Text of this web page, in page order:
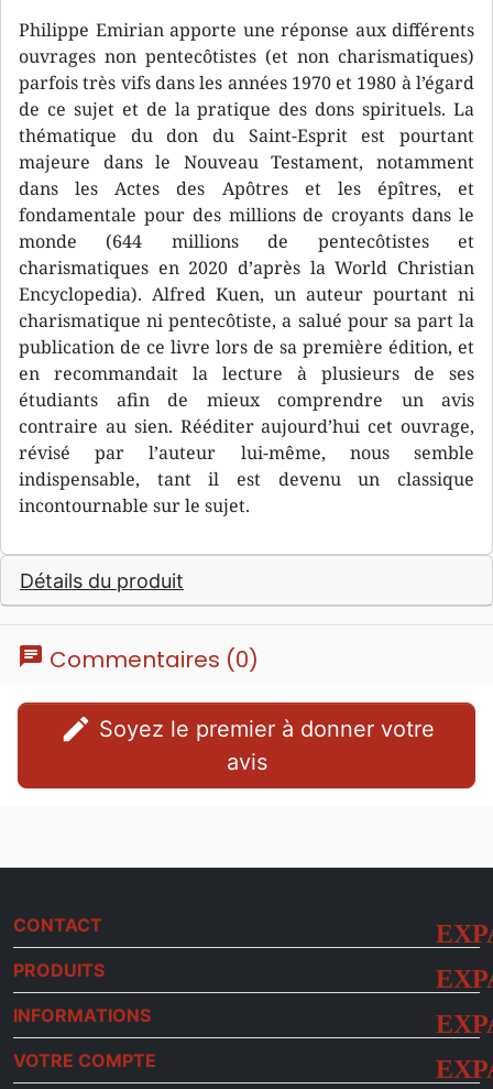
Philippe Emirian apporte une réponse aux différents
ouvrages non pentecôtistes (et non charismatiques)
parfois très vifs dans les années 1970 et 1980 à l’égard
de ce sujet et de la pratique des dons spirituels. La
thématique du don du Saint-Esprit est pourtant
majeure dans le Nouveau Testament, notamment
dans les Actes des Apôtres et les épîtres, et
fondamentale pour des millions de croyants dans le
monde (644 millions de pentecôtistes et
charismatiques en 2020 d’après la World Christian
Encyclopedia). Alfred Kuen, un auteur pourtant ni
charismatique ni pentecôtiste, a salué pour sa part la
publication de ce livre lors de sa première édition, et
en recommandait la lecture à plusieurs de ses
étudiants afin de mieux comprendre un avis
contraire au sien. Rééditer aujourd’hui cet ouvrage,
révisé par l’auteur lui-même, nous semble
indispensable, tant il est devenu un classique
incontournable sur le sujet.
Détails du produit
chat Commentaires (0)
edit
avis
CONTACT
PRODUITS
INFORMATIONS
VOTRE COMPTE